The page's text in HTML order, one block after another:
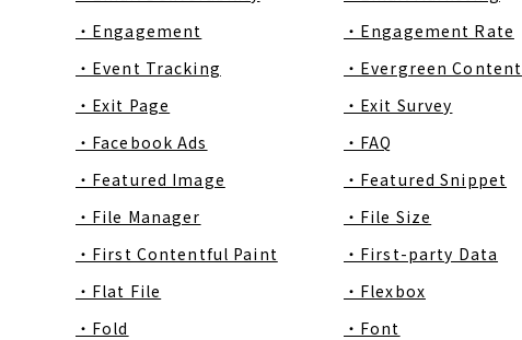
・Engagement
・Engagement Rate
・Event Tracking
・Evergreen Content
・Exit Page
・Exit Survey
・Facebook Ads
・FAQ
・Featured Image
・Featured Snippet
・File Manager
・File Size
・First Contentful Paint
・First-party Data
・Flat File
・Flexbox
・Fold
・Font